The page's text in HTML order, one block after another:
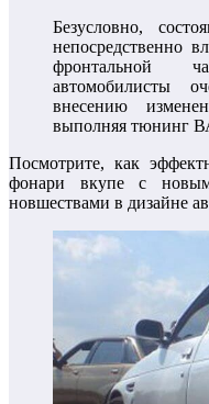
Безусловно,
непосредственно
фронтальной
автомобилисты
внесению
выполняя тюнинг
Посмотрите, как
фонари вкупе с
новшествами в дизайне